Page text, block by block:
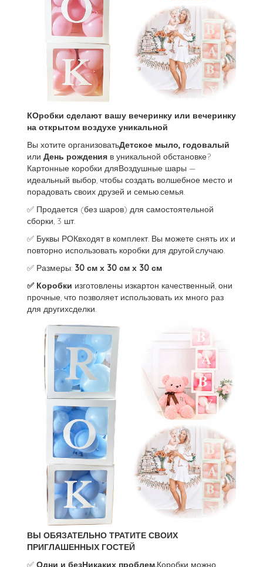
КОробки сделают вашу вечеринку или вечеринку
на открытом воздухе уникальной
Вы хотите организоватьДетское мыло, годовалый
или День рождения в уникальной обстановке?
Картонные коробки дляВоздушные шары —
идеальный выбор, чтобы создать волшебное место и
порадовать своих друзей и семью.семья.
✅ Продается (без шаров) для самостоятельной
сборки, 3 шт.
✅ Буквы РОКвходят в комплект. Вы можете снять их и
повторно использовать коробки для другой.случаю.
✅ Размеры: 30 см х 30 см х 30 см
✅ Коробки изготовлены изкартон качественный, они
прочные, что позволяет использовать их много раз
для другихсделки.
ВЫ ОБЯЗАТЕЛЬНО ТРАТИТЕ СВОИХ
ПРИГЛАШЕННЫХ ГОСТЕЙ
✅ Одни и безНикаких проблем.Коробки можно